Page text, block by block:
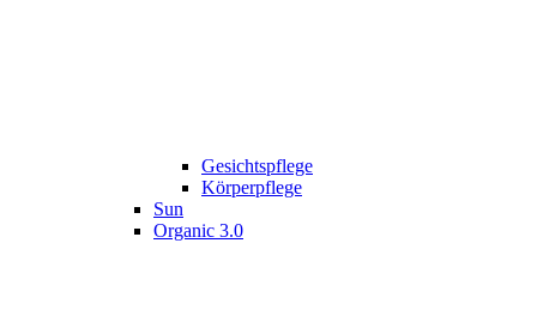
Gesichtspflege
Körperpflege
Sun
Organic 3.0